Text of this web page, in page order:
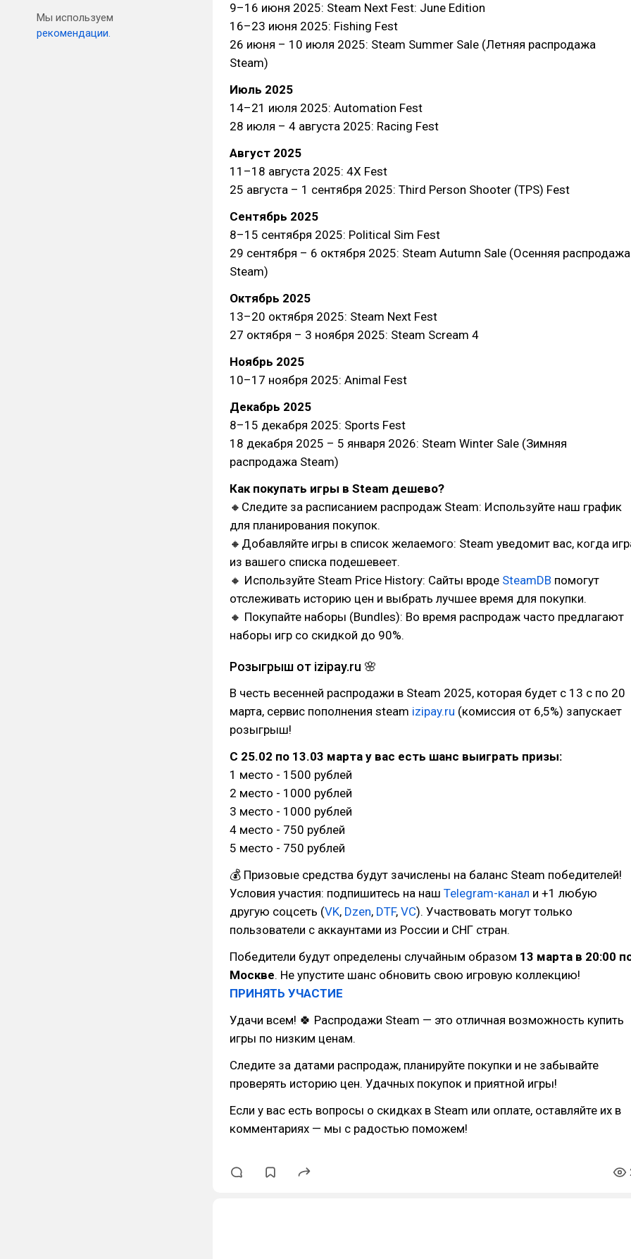
Мы используем
рекомендации.
9–16 июня 2025: Steam Next Fest: June Edition
16–23 июня 2025: Fishing Fest
26 июня – 10 июля 2025: Steam Summer Sale (Летняя распродажа
Steam)
Июль 2025
14–21 июля 2025: Automation Fest
28 июля – 4 августа 2025: Racing Fest
Август 2025
11–18 августа 2025: 4X Fest
25 августа – 1 сентября 2025: Third Person Shooter (TPS) Fest
Сентябрь 2025
8–15 сентября 2025: Political Sim Fest
29 сентября – 6 октября 2025: Steam Autumn Sale (Осенняя распродажа
Steam)
Октябрь 2025
13–20 октября 2025: Steam Next Fest
27 октября – 3 ноября 2025: Steam Scream 4
Ноябрь 2025
10–17 ноября 2025: Animal Fest
Декабрь 2025
8–15 декабря 2025: Sports Fest
18 декабря 2025 – 5 января 2026: Steam Winter Sale (Зимняя
распродажа Steam)
Как покупать игры в Steam дешево?
🔸Следите за расписанием распродаж Steam: Используйте наш график
для планирования покупок.
🔸Добавляйте игры в список желаемого: Steam уведомит вас, когда
из вашего списка подешевеет.
🔸 Используйте Steam Price History: Сайты вроде SteamDB помогут
отслеживать историю цен и выбрать лучшее время для покупки.
🔸 Покупайте наборы (Bundles): Во время распродаж часто предлагают
наборы игр со скидкой до 90%.
Розыгрыш от izipay.ru 🌸
В честь весенней распродажи в Steam 2025, которая будет с 13 с по 20
марта, сервис пополнения steam izipay.ru (комиссия от 6,5%) запускает
розыгрыш!
С 25.02 по 13.03 марта у вас есть шанс выиграть призы:
1 место - 1500 рублей
2 место - 1000 рублей
3 место - 1000 рублей
4 место - 750 рублей
5 место - 750 рублей
💰 Призовые средства будут зачислены на баланс Steam победителей!
Условия участия: подпишитесь на наш Telegram-канал и +1 любую
другую соцсеть (VK, Dzen, DTF, VC). Участвовать могут только
пользователи с аккаунтами из России и СНГ стран.
Победители будут определены случайным образом 13 марта в 20:00
Москве. Не упустите шанс обновить свою игровую коллекцию!
ПРИНЯТЬ УЧАСТИЕ
Удачи всем! 🍀 Распродажи Steam — это отличная возможность купить
игры по низким ценам.
Следите за датами распродаж, планируйте покупки и не забывайте
проверять историю цен. Удачных покупок и приятной игры!
Если у вас есть вопросы о скидках в Steam или оплате, оставляйте их в
комментариях — мы с радостью поможем!